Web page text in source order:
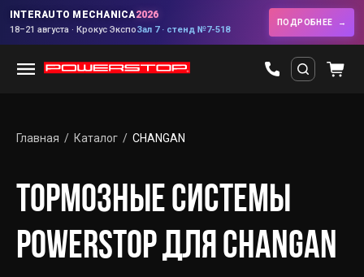
INTERAUTO MECHANICA2026
18–21 августа · Крокус ЭкспоЗал 7 · стенд №7-518
ПОДРОБНЕЕ
Главная Каталог CHANGAN
ТОРМОЗНЫЕ СИСТЕМЫ
POWERSTOP ДЛЯ CHANGAN